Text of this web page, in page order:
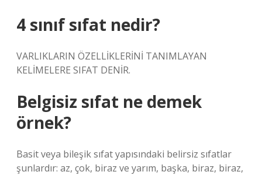
4 sınıf sıfat nedir?
VARLIKLARIN ÖZELLİKLERİNİ TANIMLAYAN
KELİMELERE SIFAT DENİR.
Belgisiz sıfat ne demek
örnek?
Basit veya bileşik sıfat yapısındaki belirsiz sıfatlar
şunlardır: az, çok, biraz ve yarım, başka, biraz, biraz,